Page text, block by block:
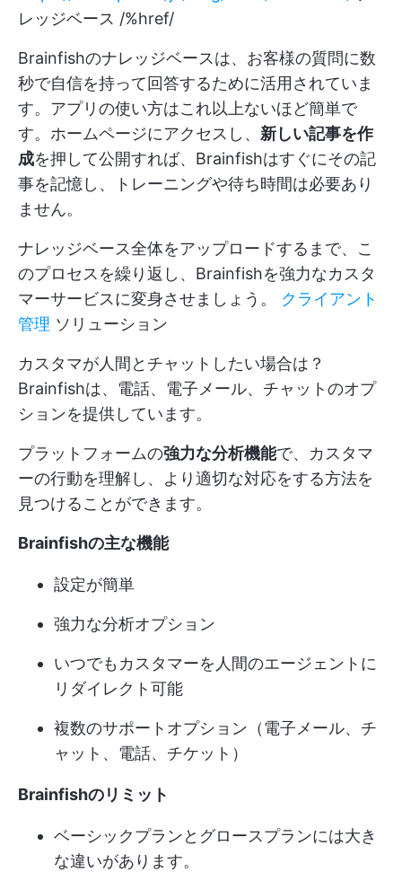
レッジベース /%href/
Brainfishのナレッジベースは、お客様の質問に数
秒で自信を持って回答するために活用されていま
す。アプリの使い方はこれ以上ないほど簡単で
す。ホームページにアクセスし、 新しい記事を作
成を押して公開すれば、Brainfishはすぐにその記
事を記憶し、トレーニングや待ち時間は必要あり
ません。
ナレッジベース全体をアップロードするまで、こ
のプロセスを繰り返し、Brainfishを強力なカスタ
マーサービスに変身させましょう。 クライアント
管理 ソリューション
カスタマが人間とチャットしたい場合は？
Brainfishは、電話、電子メール、チャットのオプ
ションを提供しています。
プラットフォームの強力な分析機能で、カスタマ
ーの行動を理解し、より適切な対応をする方法を
見つけることができます。
Brainfishの主な機能
設定が簡単
強力な分析オプション
いつでもカスタマーを人間のエージェントに
リダイレクト可能
複数のサポートオプション（電子メール、チ
ャット、電話、チケット）
Brainfishのリミット
ベーシックプランとグロースプランには大き
な違いがあります。